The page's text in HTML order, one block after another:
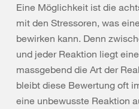
Eine Möglichkeit ist die
mit den Stressoren, was
bewirken kann. Denn
und jeder Reaktion liegt
massgebend die Art der
bleibt diese Bewertung oft
eine unbewusste Reaktion